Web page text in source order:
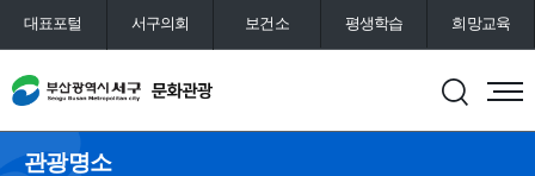
대표포털 서구의회 보건소 평생학습 희망교육
통합예약
관광명소